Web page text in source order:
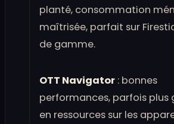
planté, consommation
maîtrisée, parfait sur
de gamme.
OTT Navigator : bonnes
performances, parfois plus
en ressources sur les